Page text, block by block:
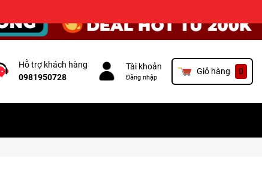
Hỗ trợ khách hàng
0981950728
Tài khoản
Đăng nhập
Giỏ hàng 0